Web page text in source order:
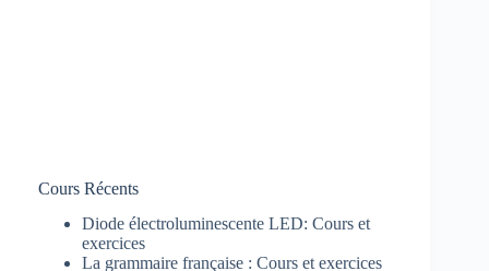
Cours Récents
Diode électroluminescente LED: Cours et
exercices
La grammaire française : Cours et exercices